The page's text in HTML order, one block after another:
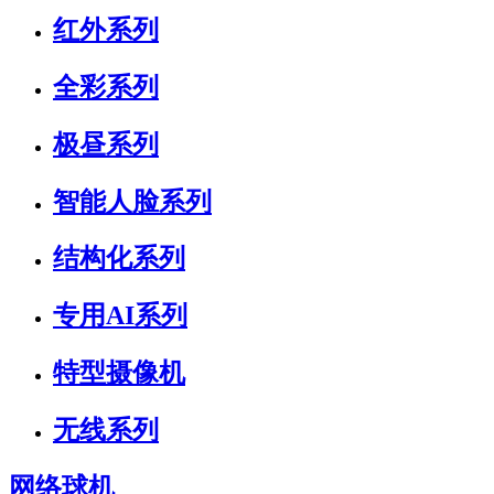
红外系列
全彩系列
极昼系列
智能人脸系列
结构化系列
专用AI系列
特型摄像机
无线系列
网络球机